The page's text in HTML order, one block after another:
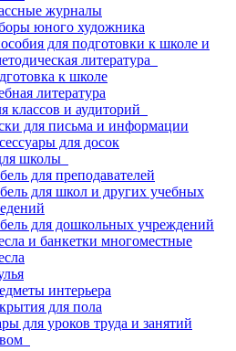
журналы
юного художника
для подготовки к школе и
литература
к школе
литература
классов и аудиторий
для письма и информации
для досок
школы
для преподавателей
для школ и других учебных
для дошкольных учреждений
и банкетки многоместные
интерьера
для пола
для уроков труда и занятий